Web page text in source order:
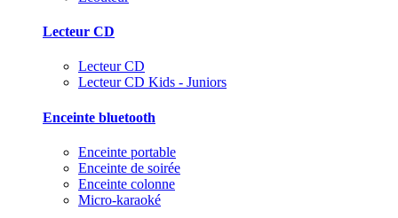
Lecteur CD
Lecteur CD
Lecteur CD Kids - Juniors
Enceinte bluetooth
Enceinte portable
Enceinte de soirée
Enceinte colonne
Micro-karaoké